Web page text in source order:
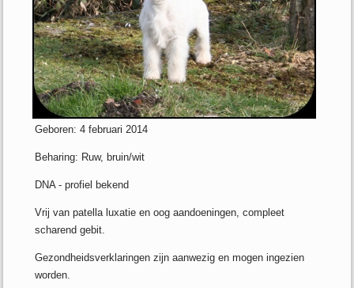
Geboren: 4 februari 2014
Beharing: Ruw, bruin/wit
DNA - profiel bekend
Vrij van patella luxatie en oog aandoeningen, compleet
scharend gebit.
Gezondheidsverklaringen zijn aanwezig en mogen ingezien
worden.